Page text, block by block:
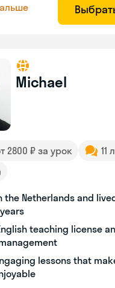
Michael
2800 ₽ за урок
11
the Netherlands and
teaching license
lessons that